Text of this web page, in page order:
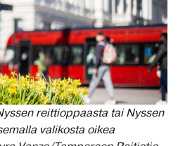
reittioppaasta tai Nyssen
valikosta oikea